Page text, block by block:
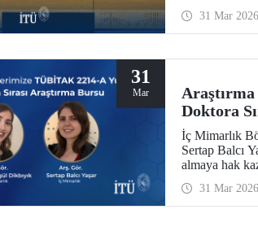
31 Mar 2026
31
Mar
Doktora
İç Mimarlık
Sertap Balcı
almaya hak
31 Mar 2026